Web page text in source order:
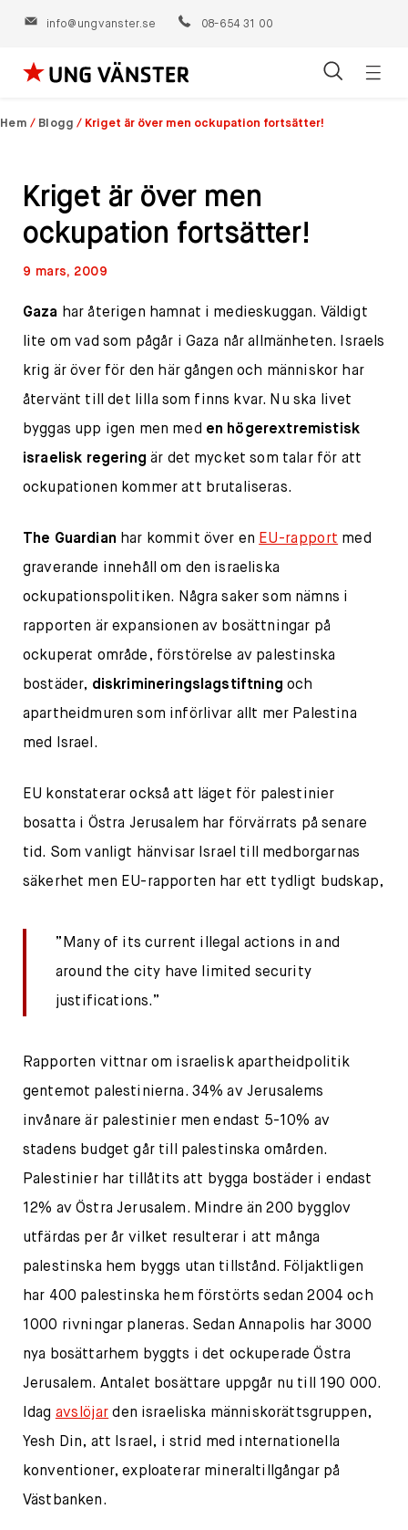
info@ungvanster.se 08-654 31 00
Hoppa
till
Hem / Blogg / Kriget är över men ockupation fortsätter!
Kriget är över men
ockupation fortsätter!
9 mars, 2009
Gaza har återigen hamnat i medieskuggan. Väldigt
lite om vad som pågår i Gaza når allmänheten. Israels
krig är över för den här gången och människor har
återvänt till det lilla som finns kvar. Nu ska livet
byggas upp igen men med en högerextremistisk
israelisk regering är det mycket som talar för att
ockupationen kommer att brutaliseras.
The Guardian har kommit över en EU-rapport med
graverande innehåll om den israeliska
ockupationspolitiken. Några saker som nämns i
rapporten är expansionen av bosättningar på
ockuperat område, förstörelse av palestinska
bostäder, diskrimineringslagstiftningoch
apartheidmuren som införlivar allt mer Palestina
med Israel.
EU konstaterar också att läget för palestinier
bosatta i Östra Jerusalem har förvärrats på senare
tid. Som vanligt hänvisar Israel till medborgarnas
säkerhet men EU-rapporten har ett tydligt budskap,
”Many of its current illegal actions in and
around the city have limited security
justifications.”
Rapporten vittnar om israelisk apartheidpolitik
gentemot palestinierna. 34% av Jerusalems
invånare är palestinier men endast 5-10% av
stadens budget går till palestinska omården.
Palestinier har tillåtits att bygga bostäder i endast
12% av Östra Jerusalem. Mindre än 200 bygglov
utfärdas per år vilket resulterar i att många
palestinska hem byggs utan tillstånd. Följaktligen
har 400 palestinska hem förstörts sedan 2004 och
1000 rivningar planeras. Sedan Annapolis har 3000
nya bosättarhem byggts i det ockuperade Östra
Jerusalem. Antalet bosättare uppgår nu till 190 000.
Idag avslöjar den israeliska människorättsgruppen,
Yesh Din, att Israel, i strid med internationella
konventioner, exploaterar mineraltillgångar på
Västbanken.